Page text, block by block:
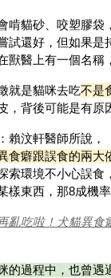
啃貓砂、咬塑膠袋
試還好，但如果是
獸醫上有一個名稱
就是貓咪去吃不是
，背後可能是有原
賴汶軒醫師所說，
食癖跟誤食的兩大
索環境不小心誤食
樣東西，那8成機率
亂吃啦！犬貓異食
的過程中，也曾遇